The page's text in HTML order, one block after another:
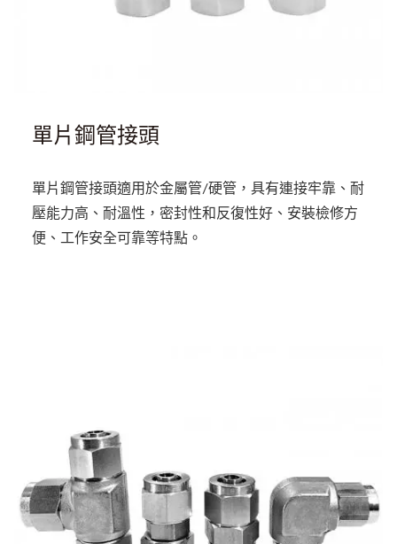
單片鋼管接頭
單片鋼管接頭適用於金屬管/硬管，具有連接牢靠、耐
壓能力高、耐溫性，密封性和反復性好、安裝檢修方
便、工作安全可靠等特點。